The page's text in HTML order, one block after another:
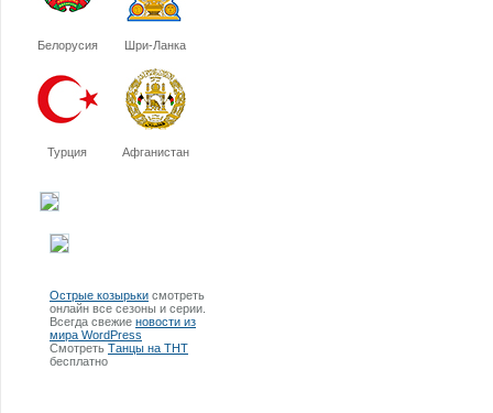
Белорусия Шри-Ланка
Турция Афганистан
Острые козырьки смотреть
онлайн все сезоны и серии.
Всегда свежие новости из
мира WordPress
Смотреть Танцы на ТНТ
бесплатно